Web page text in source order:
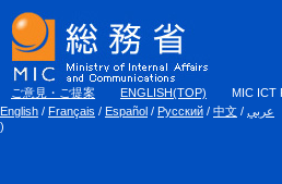
ご意見・ご提案 ENGLISH(TOP) MIC ICT
English / Français / Español / Русский / 中文 / عربي
)